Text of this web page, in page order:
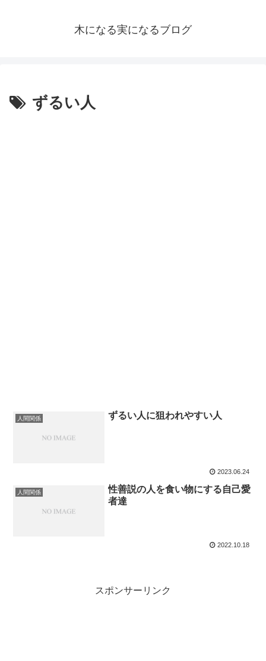
木になる実になるブログ
ずるい人
人間関係 ずるい人に狙われやすい人
2023.06.24
人間関係
性善説の人を食い物にする自己愛
者達
2022.10.18
スポンサーリンク